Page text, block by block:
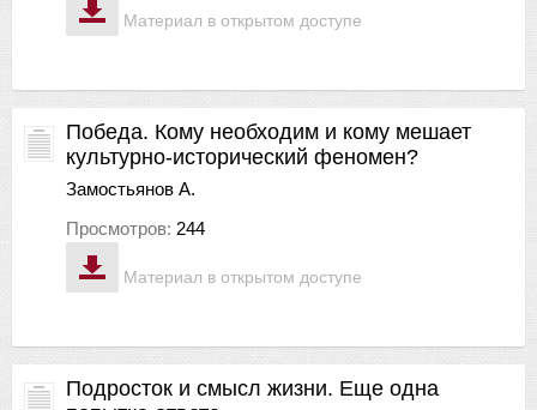
Материал в открытом доступе
Материал в открытом доступе
Победа. Кому необходим и кому мешает
культурно-исторический феномен?
Замостьянов А.
Просмотров: 244
Подросток и смысл жизни. Еще одна